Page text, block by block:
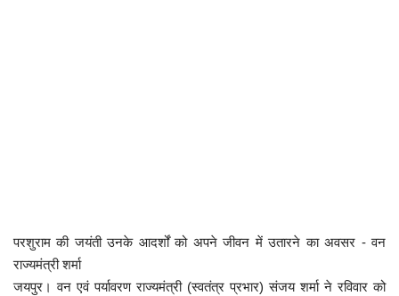
राशिफल
परशुराम की जयंती उनके आदर्शों को अपने जीवन में उतारने का अवसर - वन
राज्यमंत्री शर्मा
जयपुर। वन एवं पर्यावरण राज्यमंत्री (स्वतंत्र प्रभार) संजय शर्मा ने रविवार को